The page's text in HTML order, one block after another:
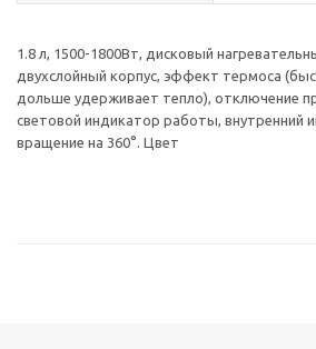
1.8 л, 1500-1800Вт, дисковый
двухслойный корпус, эффект термоса
дольше удерживает тепло), отключение
световой индикатор работы, внутренний
вращение на 360°. Цвет